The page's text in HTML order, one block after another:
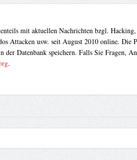
mit aktuellen Nachrichten bzgl.
Attacken usw. seit August 2010 online. Die
der Datenbank speichern. Falls Sie Fragen,
.